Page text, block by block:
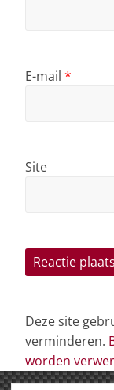
E-mail *
Site
Deze site
verminderen.
worden